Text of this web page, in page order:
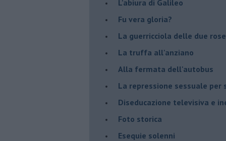
L'abiura di Galileo
Fu vera gloria?
La guerricciola delle due rose
La truffa all'anziano
Alla fermata dell'autobus
La repressione sessuale per
Diseducazione televisiva e
Foto storica
Esequie solenni